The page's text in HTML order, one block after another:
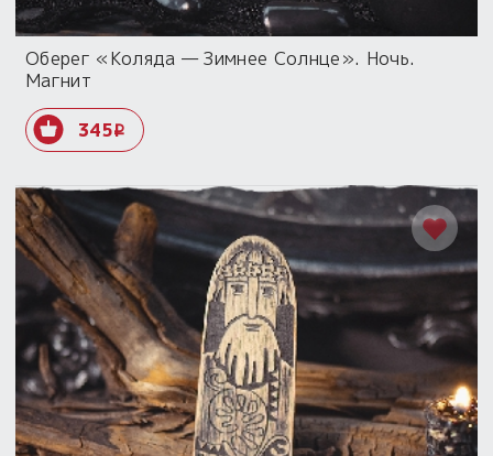
Оберег «Коляда — Зимнее Солнце». Ночь.
Магнит
345i